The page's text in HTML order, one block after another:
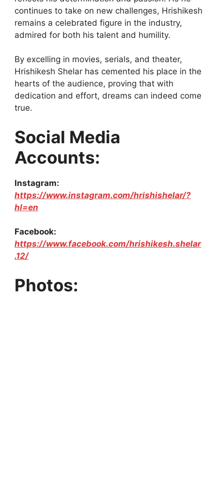
continues to take on new challenges, Hrishikesh
remains a celebrated figure in the industry,
admired for both his talent and humility.
By excelling in movies, serials, and theater,
Hrishikesh Shelar has cemented his place in the
hearts of the audience, proving that with
dedication and effort, dreams can indeed come
true.
Social Media
Accounts:
Instagram:
https://www.instagram.com/hrishishelar/?
hl=en
Facebook:
https://www.facebook.com/hrishikesh.shelar
.12/
Photos: